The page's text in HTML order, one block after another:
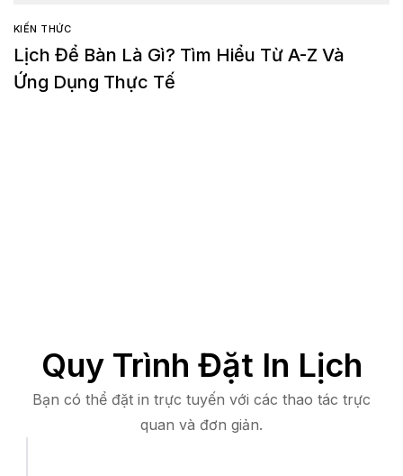
KIẾN THỨC
Lịch Để Bàn Là Gì? Tìm Hiểu Từ A-Z Và
Ứng Dụng Thực Tế
Quy Trình Đặt In Lịch
Bạn có thể đặt in trực tuyến với các thao tác trực
quan và đơn giản.